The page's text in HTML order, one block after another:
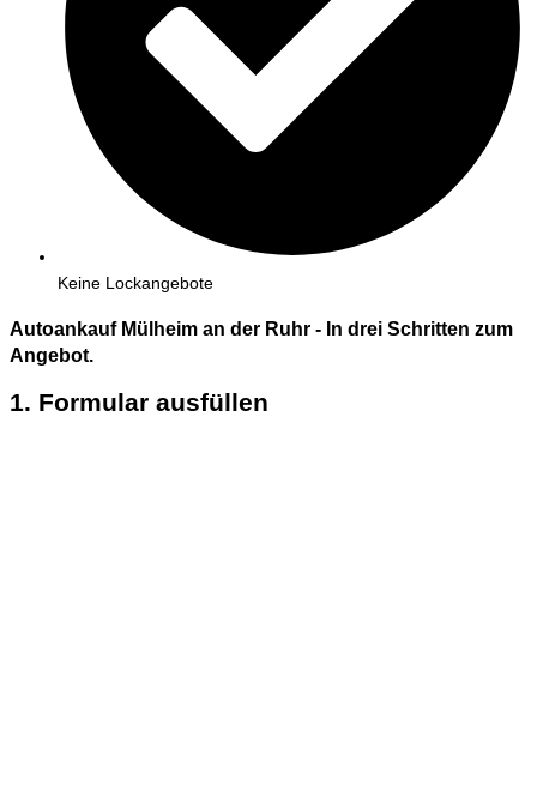
Keine Lockangebote
Autoankauf Mülheim an der Ruhr - In drei Schritten zum
Angebot.
1. Formular ausfüllen